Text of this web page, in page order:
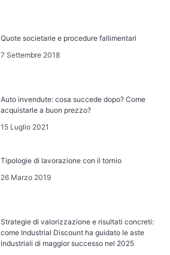
Quote societarie e procedure fallimentari
7 Settembre 2018
Auto invendute: cosa succede dopo? Come
acquistarle a buon prezzo?
15 Luglio 2021
Tipologie di lavorazione con il tornio
26 Marzo 2019
Strategie di valorizzazione e risultati concreti:
come Industrial Discount ha guidato le aste
industriali di maggior successo nel 2025